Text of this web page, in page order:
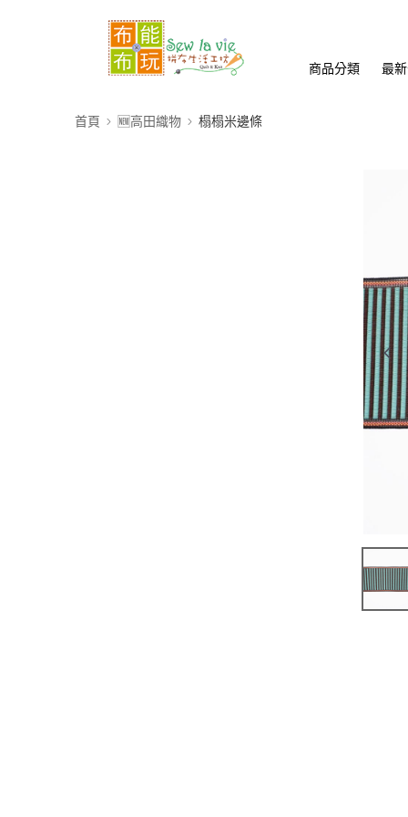
商品分類 最
首頁 🆕高田織物 榻榻米邊條